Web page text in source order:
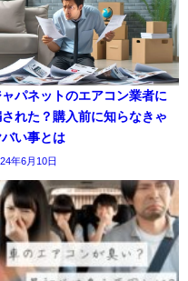
ャパネットのエアコン業者に
れた？購入前に知らなきゃ
バい事とは
年6月10日